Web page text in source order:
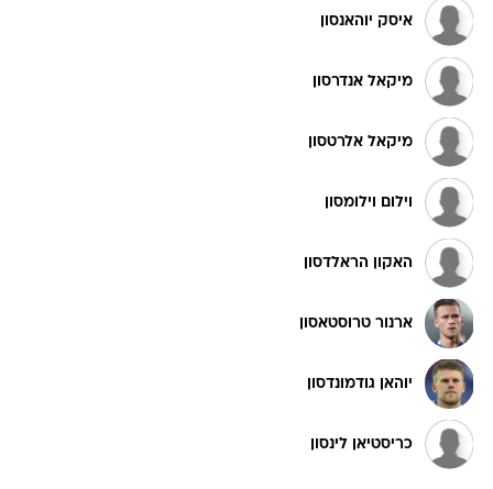
איסק יוהאנסון
מיקאל אנדרסון
מיקאל אלרטסון
וילום וילומסון
האקון הראלדסון
ארנור טרוסטאסון
יוהאן גודמונדסון
כריסטיאן לינסון